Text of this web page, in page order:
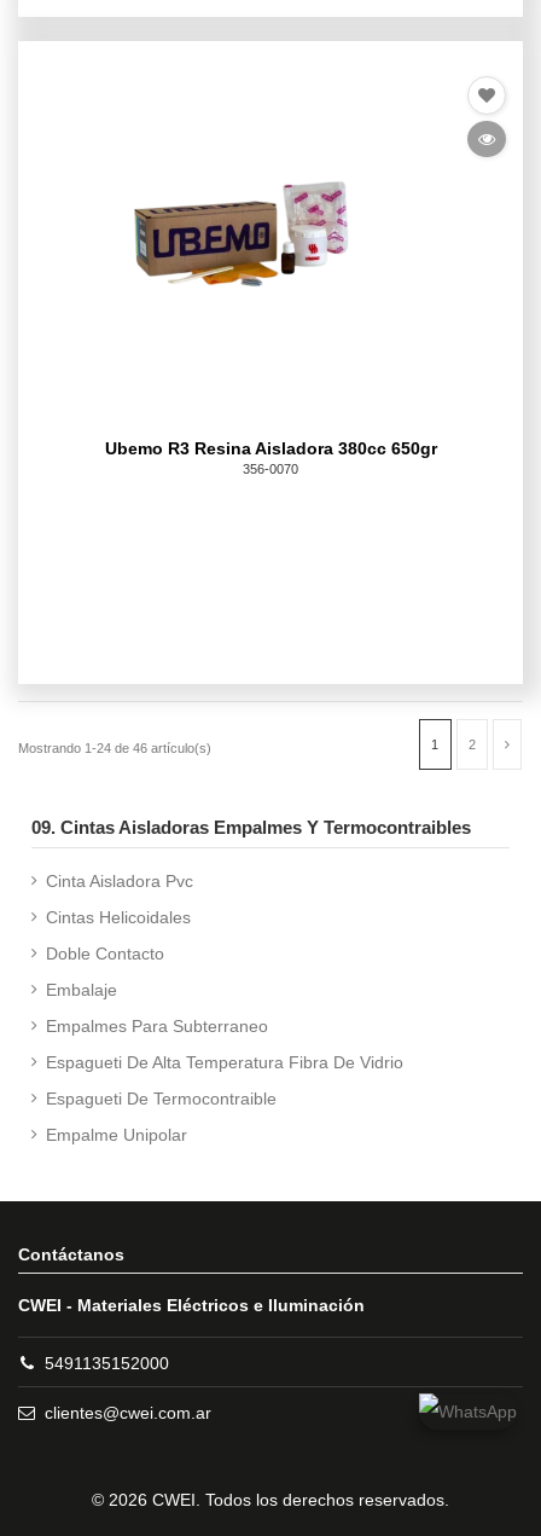
Ubemo R3 Resina Aisladora 380cc 650gr
356-0070
09. Cintas Aisladoras Empalmes Y Termocontraibles
Cinta Aisladora Pvc
Cintas Helicoidales
Doble Contacto
Embalaje
Empalmes Para Subterraneo
Espagueti De Alta Temperatura Fibra De Vidrio
Espagueti De Termocontraible
Empalme Unipolar
Contáctanos
CWEI - Materiales Eléctricos e Iluminación
5491135152000
clientes@cwei.com.ar
© 2026 CWEI. Todos los derechos reservados.